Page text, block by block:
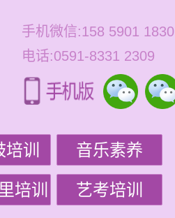
手机微信:158 5901 1830
电话:0591-8331 2309
训 音乐素养
培训 艺考培训